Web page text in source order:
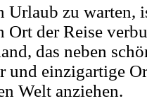
Urlaub zu warten,
Ort der Reise
das neben
und einzigartige
Welt anziehen.